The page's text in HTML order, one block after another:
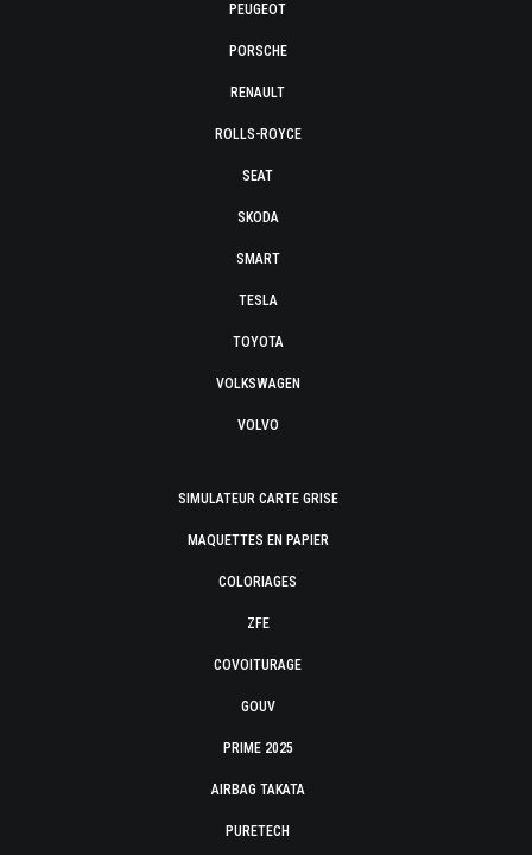
PEUGEOT
PORSCHE
RENAULT
ROLLS-ROYCE
SEAT
SKODA
SMART
TESLA
TOYOTA
VOLKSWAGEN
VOLVO
SIMULATEUR CARTE GRISE
MAQUETTES EN PAPIER
COLORIAGES
ZFE
COVOITURAGE
GOUV
PRIME 2025
AIRBAG TAKATA
PURETECH